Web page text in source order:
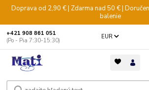
Doprava od 2,90 € | Zdarma nad 50 € |
balenie
EUR
+421 908 861 051
(Po - Pia 7:30-15:30)